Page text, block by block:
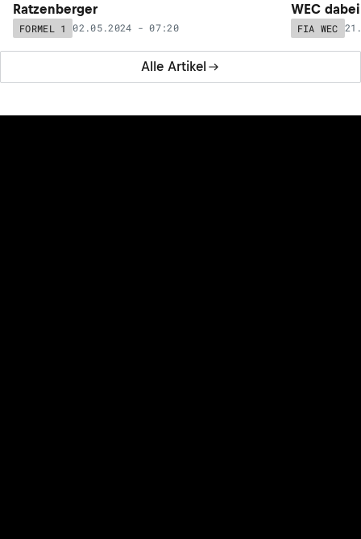
Alle Artikel
Ratzenberger
FORMEL 1 02.05.2024 - 07:20
WEC dabei
FIA WEC